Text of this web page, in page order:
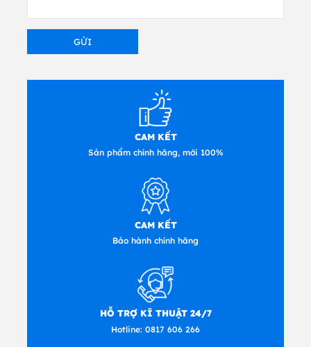
CAM KẾT
Sản phẩm chính hãng, mới 100%
CAM KẾT
Bảo hành chính hãng
HỖ TRỢ KĨ THUẬT 24/7
Hotline: 0817 606 266